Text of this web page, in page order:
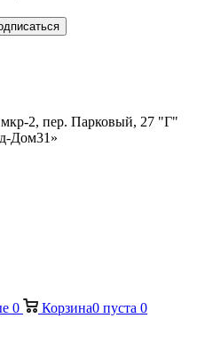
2, пер. Парковый, 27 "Г"
Дом31»
0 Корзина0 пуста 0